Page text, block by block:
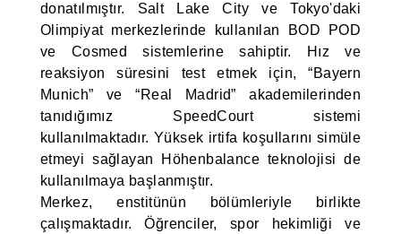
donatılmıştır. Salt Lake City ve Tokyo'daki
Olimpiyat merkezlerinde kullanılan BOD POD
ve Cosmed sistemlerine sahiptir. Hız ve
reaksiyon süresini test etmek için, “Bayern
Munich” ve “Real Madrid” akademilerinden
tanıdığımız SpeedCourt sistemi
kullanılmaktadır. Yüksek irtifa koşullarını simüle
etmeyi sağlayan Höhenbalance teknolojisi de
kullanılmaya başlanmıştır.
Merkez, enstitünün bölümleriyle birlikte
çalışmaktadır. Öğrenciler, spor hekimliği ve